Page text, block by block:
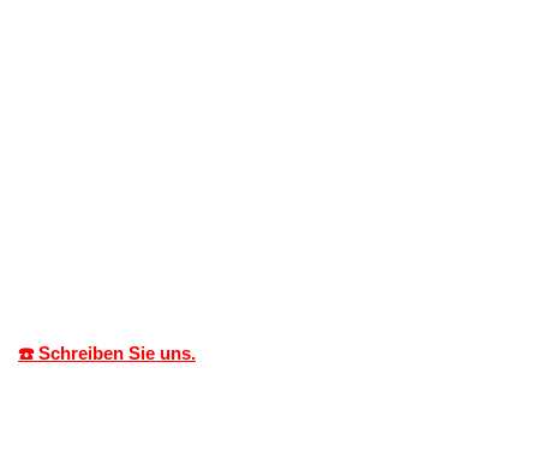
☎️ Schreiben Sie uns.